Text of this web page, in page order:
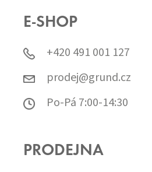
E-SHOP
+420 491 001 127
prodej@grund.cz
Po-Pá 7:00-14:30
PRODEJNA